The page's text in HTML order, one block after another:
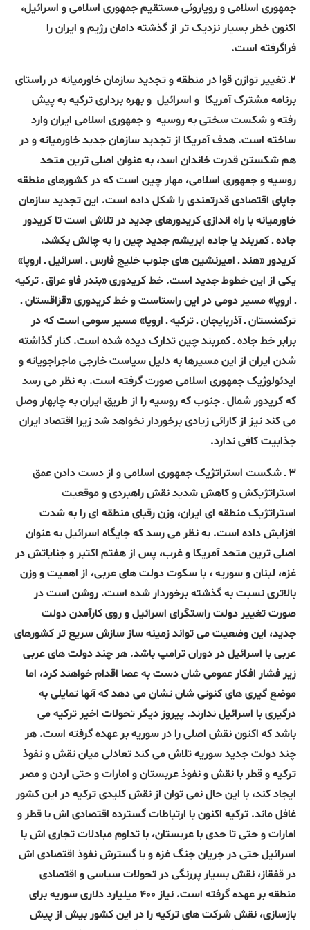
جمهوری اسلامی و رویاروئی مستقیم جمهوری اسلامی و اسرائیل،
اکنون خطر بسیار نزدیک تر از گذشته دامان رژیم و ایران را
فراگرفته است.
۲ـ تغییر توازن قوا در منطقه و تجدید سازمان خاورمیانه در راستای
برنامه مشترک آمریکا و اسرائیل و بهره برداری ترکیه به پیش
رفته و شکست سختی به روسیه و جمهوری اسلامی ایران وارد
ساخته است. هدف آمریکا از تجدید سازمان جدید خاورمیانه و در
هم شکستن قدرت خاندان اسد، به عنوان اصلی ترین متحد
روسیه و جمهوری اسلامی، مهار چین است که در کشورهای منطقه
جاپای اقتصادی قدرتمندی را شکل داده است. این تجدید سازمان
خاورمیانه با راه اندازی کریدورهای جدید در تلاش است تا کریدور
جاده ـ کمربند یا جاده ابریشم جدید چین را به چالش بکشد.
کریدور «هند ـ امیرنشین های جنوب خلیج فارس ـ اسرائیل ـ اروپا»
یکی از این خطوط جدید است. خط کریدوری «بندر فاو عراق ـ ترکیه
ـ اروپا» مسیر دومی در این راستاست و خط کریدوری «قزاقستان ـ
ترکمنستان ـ آذربایجان ـ ترکیه ـ اروپا» مسیر سومی است که در
برابر خط جاده ـ کمربند چین تدارک دیده شده است. کنار گذاشته
شدن ایران از این مسیرها به دلیل سیاست خارجی ماجراجویانه و
ایدئولوژیک جمهوری اسلامی صورت گرفته است. به نظر می رسد
که کریدور شمال ـ جنوب که روسیه را از طریق ایران به چابهار وصل
می کند نیز از کارائی زیادی برخوردار نخواهد شد زیرا اقتصاد ایران
جذابیت کافی ندارد.
۳ ـ شکست استراتژیک جمهوری اسلامی و از دست دادن عمق
استراتژیکش و کاهش شدید نقش راهبردی و موقعیت
استراتژیک منطقه ای ایران، وزن رقبای منطقه ای را به شدت
افزایش داده است. به نظر می رسد که جایگاه اسرائیل به عنوان
اصلی ترین متحد آمریکا و غرب، پس از هفتم اکتبر و جنایاتش در
غزه، لبنان و سوریه ، با سکوت دولت های عربی، از اهمیت و وزن
بالاتری نسبت به گذشته برخوردار شده است. روشن است در
صورت تغییر دولت راستگرای اسرائیل و روی کارآمدن دولت
جدید، این وضعیت می تواند زمینه ساز سازش سریع تر کشورهای
عربی با اسرائیل در دوران ترامپ باشد. هر چند دولت های عربی
زیر فشار افکار عمومی شان دست به عصا اقدام خواهند کرد، اما
موضع گیری های کنونی شان نشان می دهد که آنها تمایلی به
درگیری با اسرائیل ندارند. پیروز دیگر تحولات اخیر ترکیه می
باشد که اکنون نقش اصلی را در سوریه بر عهده گرفته است. هر
چند دولت جدید سوریه تلاش می کند تعادلی میان نقش و نفوذ
ترکیه و قطر با نقش و نفوذ عربستان و امارات و حتی اردن و مصر
ایجاد کند، با این حال نمی توان از نقش کلیدی ترکیه در این کشور
غافل ماند. ترکیه اکنون با ارتباطات گسترده اقتصادی اش با قطر و
امارات و حتی تا حدی با عربستان، با تداوم مبادلات تجاری اش با
اسرائیل حتی در جریان جنگ غزه و با گسترش نفوذ اقتصادی اش
در قفقاز، نقش بسیار پررنگی در تحولات سیاسی و اقتصادی
منطقه بر عهده گرفته است. نیاز ۴۰۰ میلیارد دلاری سوریه برای
بازسازی، نقش شرکت های ترکیه را در این کشور بیش از پیش